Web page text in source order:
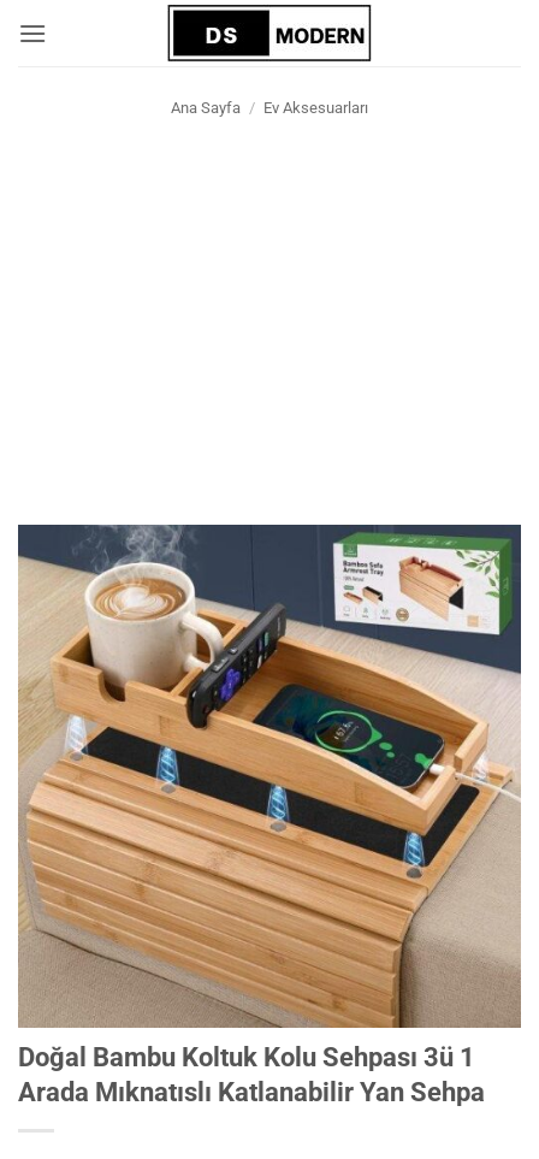
atla
Ana Sayfa / Ev Aksesuarları
Doğal Bambu Koltuk Kolu Sehpası 3ü 1
Arada Mıknatıslı Katlanabilir Yan Sehpa